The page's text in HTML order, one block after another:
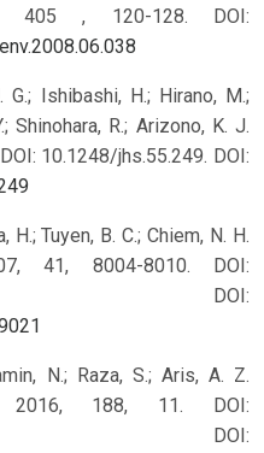
405 , 120-128. DOI:
Ishibashi, H.; Hirano, M.;
Shinohara, R.; Arizono, K. J.
10.1248/jhs.55.249. DOI:
H.; Tuyen, B. C.; Chiem, N. H.
41, 8004-8010. DOI:
DOI:
N.; Raza, S.; Aris, A. Z.
2016, 188, 11. DOI:
016-5438-5.
DOI: